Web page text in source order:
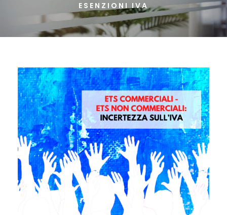
ESENZIONI IVA